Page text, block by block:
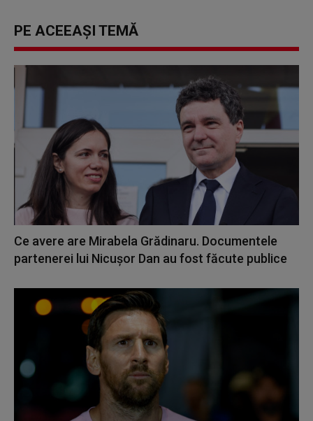
PE ACEEAȘI TEMĂ
Ce avere are Mirabela Grădinaru. Documentele
partenerei lui Nicușor Dan au fost făcute publice